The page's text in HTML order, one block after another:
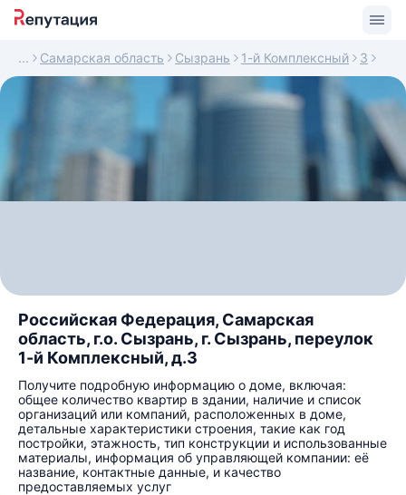
Самарская область Сызрань 1-й Комплексный 3
Российская Федерация, Самарская
область, г.о. Сызрань, г. Сызрань, переулок
1-й Комплексный, д.3
Получите подробную информацию о доме, включая:
общее количество квартир в здании, наличие и список
организаций или компаний, расположенных в доме,
детальные характеристики строения, такие как год
постройки, этажность, тип конструкции и использованные
материалы, информация об управляющей компании: её
название, контактные данные, и качество
предоставляемых услуг